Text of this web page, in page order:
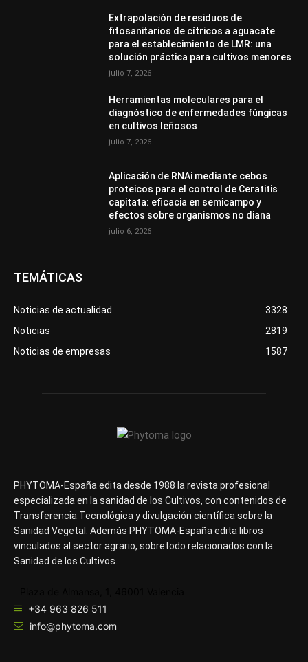
Extrapolación de residuos de
fitosanitarios de cítricos a aguacate
para el establecimiento de LMR: una
solución práctica para cultivos menores
julio 7, 2026
Herramientas moleculares para el
diagnóstico de enfermedades fúngicas
en cultivos leñosos
julio 7, 2026
Aplicación de RNAi mediante cebos
proteicos para el control de Ceratitis
capitata: eficacia en semicampo y
efectos sobre organismos no diana
julio 6, 2026
TEMÁTICAS
Noticias de actualidad
3328
Noticias
2819
Noticias de empresas
1587
PHYTOMA-España edita desde 1988 la revista profesional
especializada en la sanidad de los Cultivos, con contenidos de
Transferencia Tecnológica y divulgación científica sobre la
Sanidad Vegetal. Además PHYTOMA-España edita libros
vinculados al sector agrario, sobretodo relacionados con la
Sanidad de los Cultivos.
+34 963 826 511
info@phytoma.com